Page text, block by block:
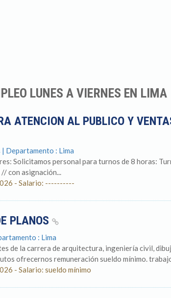
LUNES A VIERNES EN LIMA
ATENCION AL PUBLICO Y
Departamento : Lima
Solicitamos personal para turnos de 8 horas:
con asignación...
- Salario: ----------
PLANOS
: Lima
de la carrera de arquitectura, ingeniería civil,
ofrecernos remuneración sueldo mínimo.
- Salario: sueldo mínimo